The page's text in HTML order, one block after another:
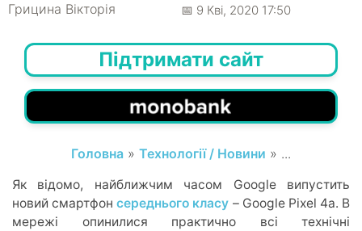
Грицина Вікторія 📅 9 Кві, 2020 17:50
Підтримати сайт
Головна » Технології / Новини » ...
Як відомо, найближчим часом Google випустить
новий смартфонсереднього класу – Google Pixel 4a. В
мережі опинилися практично всі технічні